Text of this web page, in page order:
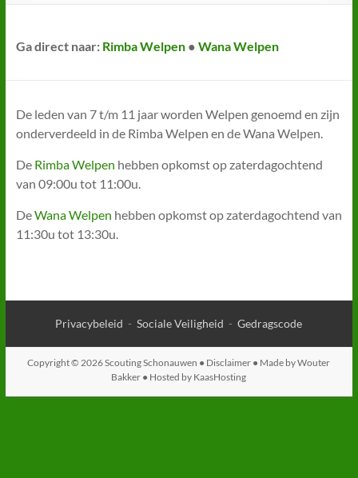
Ga direct naar: Rimba Welpen● Wana Welpen
De leden van 7 t/m 11 jaar worden Welpen genoemd en zijn
onderverdeeld in de Rimba Welpen en de Wana Welpen.
De Rimba Welpen hebben opkomst op zaterdagochtend
van 09:00u tot 11:00u.
DeWana Welpen hebben opkomst op zaterdagochtend van
11:30u tot 13:30u.
Privacybeleid -Sociale Veiligheid -Gedragscode
Copyright © 2026 Scouting Schonauwen ● Disclaimer ● Made byWouter
Bakker ● Hosted by KaasHosting